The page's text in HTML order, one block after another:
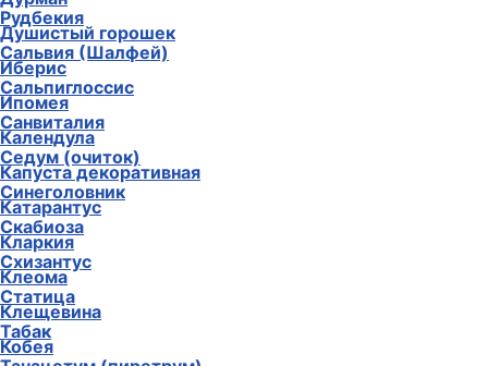
Рудбекия
Сальвия (Шалфей)
Сальпиглоссис
Санвиталия
Седум (очиток)
Синеголовник
Скабиоза
Схизантус
Статица
Табак
Душистый горошек
Иберис
Ипомея
Календула
Капуста декоративная
Катарантус
Кларкия
Клеома
Клещевина
Кобея